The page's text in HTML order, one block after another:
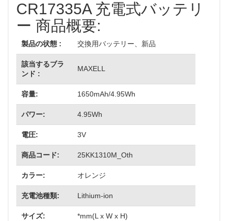
CR17335A 充電式バッテリ
ー 商品概要:
製品の状態 : 交換用バッテリー、新品
該当するブラ
ンド :
MAXELL
容量: 1650mAh/4.95Wh
パワー: 4.95Wh
電圧: 3V
商品コード: 25KK1310M_Oth
カラー: オレンジ
充電池種類: Lithium-ion
サイズ: *mm(L x W x H)